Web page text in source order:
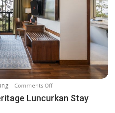
o
t
g
o
e
Comments Offo
n
Luncurkan Stay